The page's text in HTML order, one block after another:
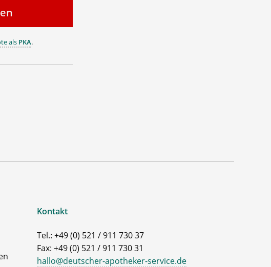
als PKA.
Kontakt
Tel.: +49 (0) 521 / 911 730 37
Fax: +49 (0) 521 / 911 730 31
hallo@deutscher-apotheker-service.de